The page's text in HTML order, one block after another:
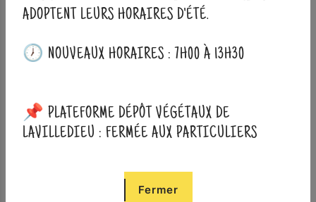
compostage à l’école et de tri de tous les déchets
aux enseignants d’être attentifs à ce que le tri soit
effectué dans l’établissement.
ADOPTENT LEURS HORAIRES D'ÉTÉ.
🕖 NOUVEAUX HORAIRES : 7H00 À 13H30
📌 PLATEFORME DÉPÔT VÉGÉTAUX DE
LAVILLEDIEU : FERMÉE AUX PARTICULIERS
Fermer